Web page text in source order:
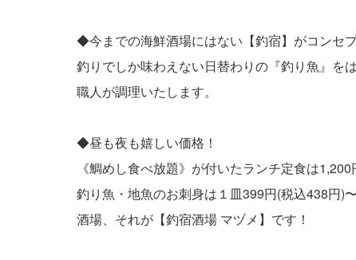
◆今までの海鮮酒場にはない【釣宿】がコンセプ
釣りでしか味わえない日替わりの『釣り魚』を
職人が調理いたします。
◆昼も夜も嬉しい価格！
《鯛めし食べ放題》が付いたランチ定食は1,200
釣り魚・地魚のお刺身は１皿399円(税込438円)
酒場、それが【釣宿酒場 マヅメ】です！